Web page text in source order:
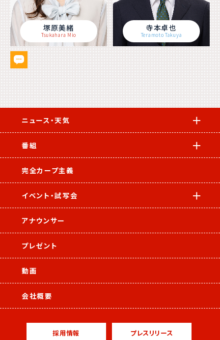
塚原美緒
Tsukahara Mio
寺本卓也
Teramoto Takuya
ニュース・天気
番組
完全カープ主義
イベント・試写会
アナウンサー
プレゼント
動画
会社概要
採用情報 プレスリリース